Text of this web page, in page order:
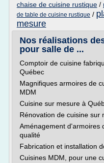
chaise de cuisine rustique /
de table de cuisine rustique /
mesure
Nos réalisations
pour salle de ...
Comptoir de cuisine
Québec
Magnifiques armoires de
MDM
Cuisine sur mesure à
Rénovation de cuisine sur
Aménagement d'armoires
qualité
Fabrication et installation
Cuisines MDM, pour une